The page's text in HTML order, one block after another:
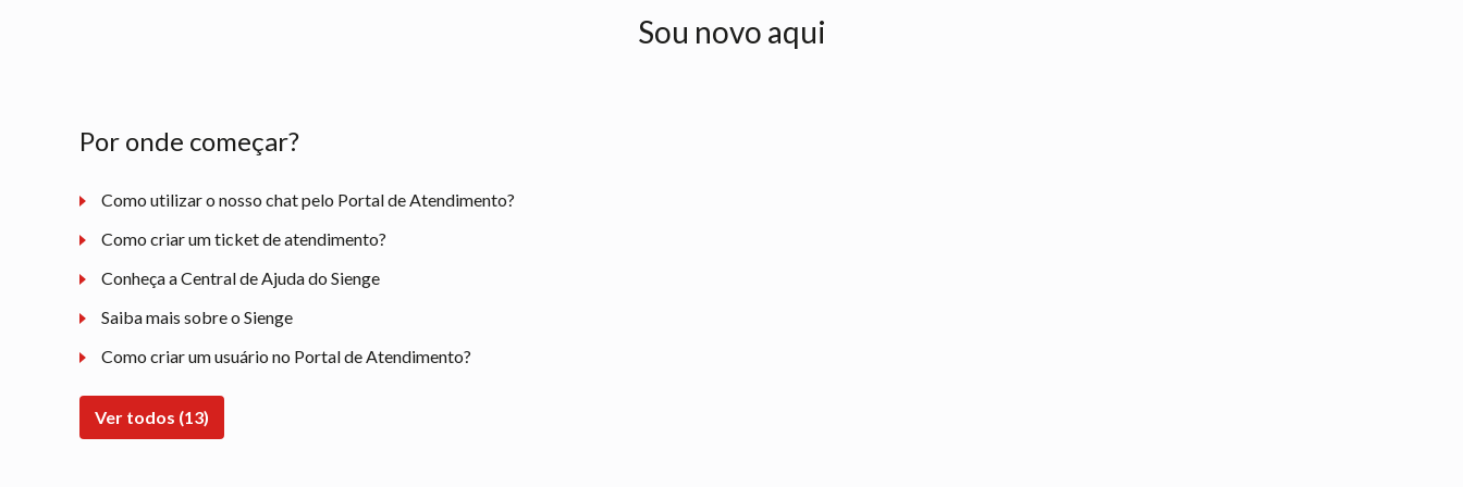
Sou novo aqui
Por onde começar?
Como utilizar o nosso chat pelo Portal de Atendimento?
Como criar um ticket de atendimento?
Conheça a Central de Ajuda do Sienge
Saiba mais sobre o Sienge
Como criar um usuário no Portal de Atendimento?
Ver todos (13)